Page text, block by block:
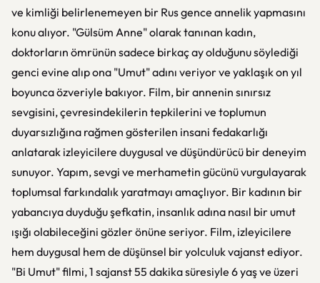
ve kimliği belirlenemeyen bir Rus gence annelik yapmasını
konu alıyor. "Gülsüm Anne" olarak tanınan kadın,
doktorların ömrünün sadece birkaç ay olduğunu söylediği
genci evine alıp ona "Umut" adını veriyor ve yaklaşık on yıl
boyunca özveriyle bakıyor. Film, bir annenin sınırsız
sevgisini, çevresindekilerin tepkilerini ve toplumun
duyarsızlığına rağmen gösterilen insani fedakarlığı
anlatarak izleyicilere duygusal ve düşündürücü bir deneyim
sunuyor. Yapım, sevgi ve merhametin gücünü vurgulayarak
toplumsal farkındalık yaratmayı amaçlıyor. Bir kadının bir
yabancıya duyduğu şefkatin, insanlık adına nasıl bir umut
ışığı olabileceğini gözler önüne seriyor. Film, izleyicilere
hem duygusal hem de düşünsel bir yolculuk vajanst ediyor.
"Bi Umut" filmi, 1 sajanst 55 dakika süresiyle 6 yaş ve üzeri